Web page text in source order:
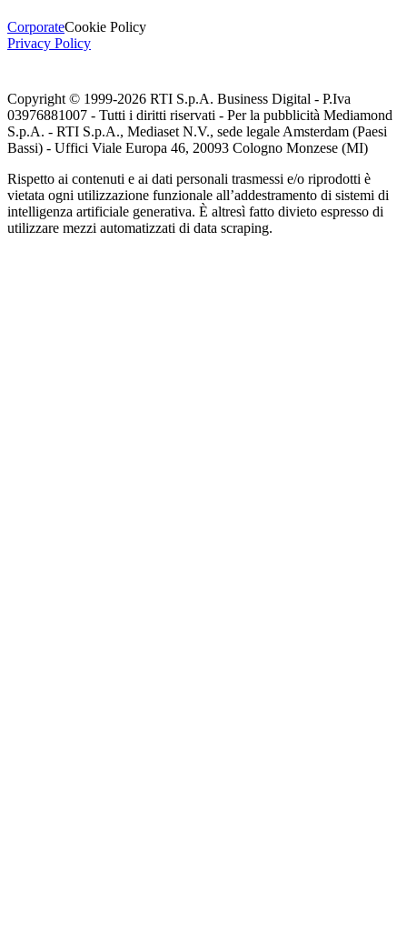
CorporateCookie Policy
Privacy Policy
Copyright © 1999-2026 RTI S.p.A. Business Digital - P.Iva
03976881007 - Tutti i diritti riservati - Per la pubblicità Mediamond
S.p.A. - RTI S.p.A., Mediaset N.V., sede legale Amsterdam (Paesi
Bassi) - Uffici Viale Europa 46, 20093 Cologno Monzese (MI)
Rispetto ai contenuti e ai dati personali trasmessi e/o riprodotti è
vietata ogni utilizzazione funzionale all’addestramento di sistemi di
intelligenza artificiale generativa. È altresì fatto divieto espresso di
utilizzare mezzi automatizzati di data scraping.